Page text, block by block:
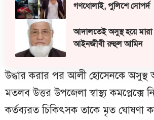
গণধোলাই, পুলিশে সোপর্দ
আদালতেই অসুস্থ হয়ে মারা
আইনজীবী রুহুল আমিন
উদ্ধার করার পর আলী হোসেনকে অসুস্থ
মতলব উত্তর উপজেলা স্বাস্থ্য কমপ্লেক্সে
কর্তব্যরত চিকিৎসক তাকে মৃত ঘোষণা